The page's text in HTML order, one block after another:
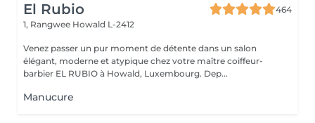
El Rubio
464
1, Rangwee Howald L-2412
Venez passer un pur moment de détente dans un salon
élégant, moderne et atypique chez votre maître coiffeur-
barbier EL RUBIO à Howald, Luxembourg. Dep...
Manucure